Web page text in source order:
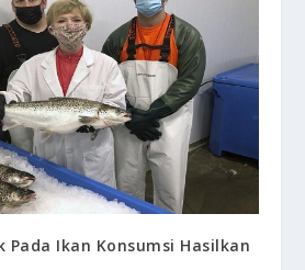
Pada Ikan Konsumsi Hasilkan